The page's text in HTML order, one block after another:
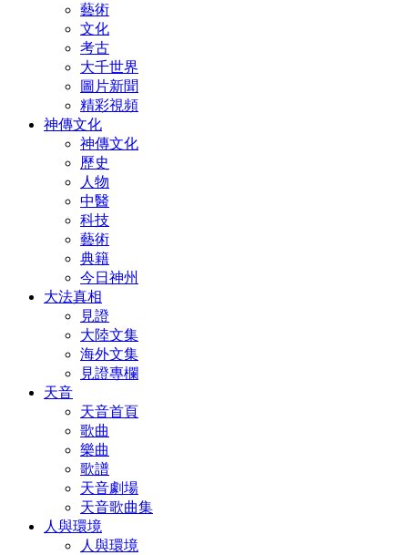
藝術
文化
考古
大千世界
圖片新聞
精彩視頻
神傳文化
神傳文化
歷史
人物
中醫
科技
藝術
典籍
今日神州
大法真相
見證
大陸文集
海外文集
見證專欄
天音
天音首頁
歌曲
樂曲
歌譜
天音劇場
天音歌曲集
人與環境
人與環境